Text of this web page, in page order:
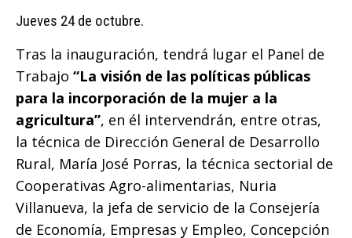
Jueves 24 de octubre.
Tras la inauguración, tendrá lugar el Panel de
Trabajo “La visión de las políticas públicas
para la incorporación de la mujer a la
agricultura”, en él intervendrán, entre otras,
la técnica de Dirección General de Desarrollo
Rural, María José Porras, la técnica sectorial de
Cooperativas Agro-alimentarias, Nuria
Villanueva, la jefa de servicio de la Consejería
de Economía, Empresas y Empleo, Concepción